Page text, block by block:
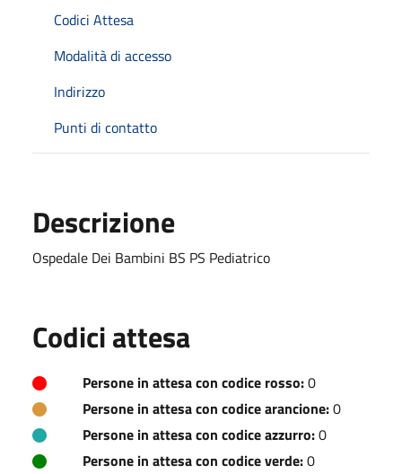
Codici Attesa
Modalità di accesso
Indirizzo
Punti di contatto
Descrizione
Ospedale Dei Bambini BS PS Pediatrico
Codici attesa
Persone in attesa con codice rosso:0
Persone in attesa con codice arancione:0
Persone in attesa con codice azzurro:0
Persone in attesa con codice verde:0